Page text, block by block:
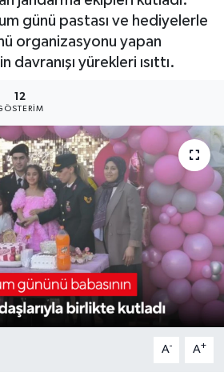
günü pastası ve hediyelerle
organizasyonu yapan
davranışı yürekleri ısıttı.
12
A- A+
LEZZETLERİ